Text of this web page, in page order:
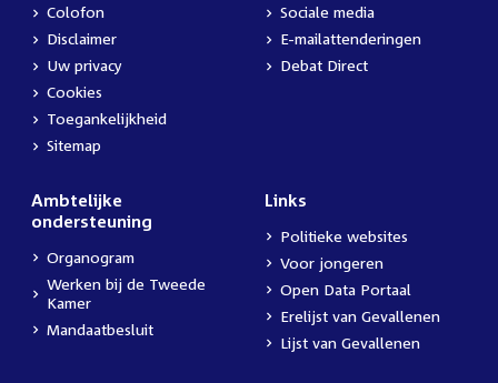
Colofon
Disclaimer
Uw privacy
Cookies
Toegankelijkheid
Sitemap
Sociale media
E-mailattenderingen
Debat Direct
Ambtelijke
ondersteuning
Organogram
Werken bij de Tweede
Kamer
Mandaatbesluit
Links
Politieke websites
Voor jongeren
Open Data Portaal
Erelijst van Gevallenen
Lijst van Gevallenen